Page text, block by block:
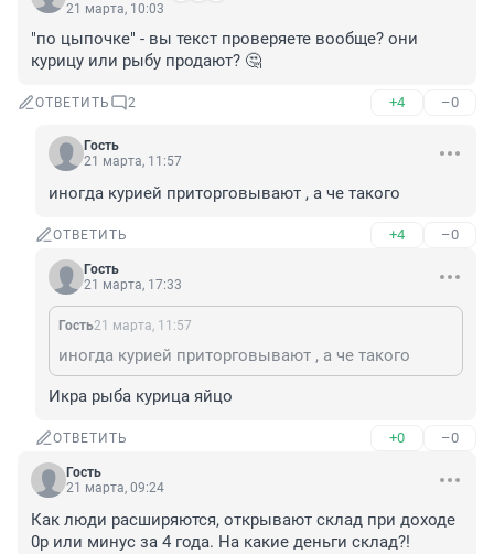
21 марта, 10:03
"по цыпочке" - вы текст проверяете вообще? они
курицу или рыбу продают? 🤔
ОТВЕТИТЬ 2 +4 –0
Гость
21 марта, 11:57
иногда курией приторговывают , а че такого
ОТВЕТИТЬ +4 –0
Гость
21 марта, 17:33
Гость21 марта, 11:57
иногда курией приторговывают , а че такого
Икра рыба курица яйцо
ОТВЕТИТЬ +0 –0
Гость
21 марта, 09:24
Как люди расширяются, открывают склад при доходе
0р или минус за 4 года. На какие деньги склад?!